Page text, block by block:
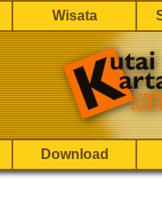
Wisata
Download